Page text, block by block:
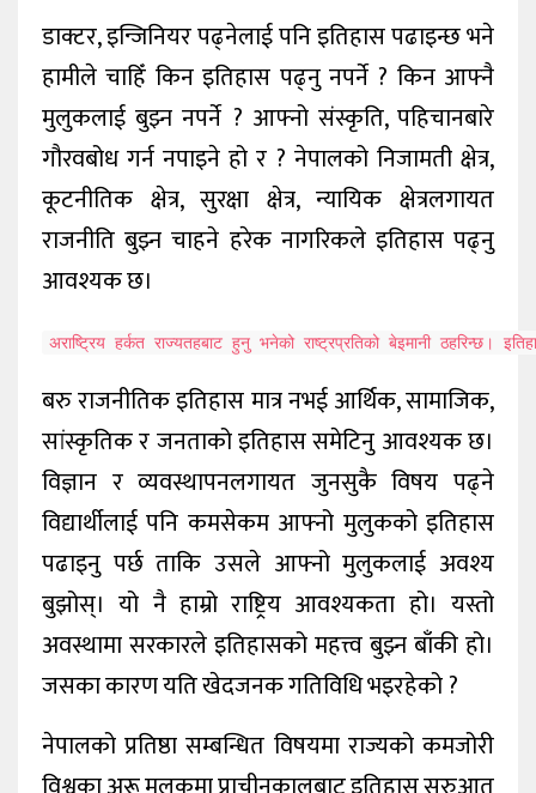
डाक्टर, इन्जिनियर पढ्नेलाई पनि इतिहास पढाइन्छ भने
हामीले चाहिँ किन इतिहास पढ्नु नपर्ने ? किन आफ्नै
मुलुकलाई बुझ्न नपर्ने ? आफ्नो संस्कृति, पहिचानबारे
गौरवबोध गर्न नपाइने हो र ? नेपालको निजामती क्षेत्र,
कूटनीतिक क्षेत्र, सुरक्षा क्षेत्र, न्यायिक क्षेत्रलगायत
राजनीति बुझ्न चाहने हरेक नागरिकले इतिहास पढ्नु
आवश्यक छ।
अराष्ट्रिय हर्कत राज्यतहबाट हुनु भनेको राष्ट्रप्रतिको बेइमानी ठहरिन्छ।
बरु राजनीतिक इतिहास मात्र नभई आर्थिक, सामाजिक,
सांस्कृतिक र जनताको इतिहास समेटिनु आवश्यक छ।
विज्ञान र व्यवस्थापनलगायत जुनसुकै विषय पढ्ने
विद्यार्थीलाई पनि कमसेकम आफ्नो मुलुकको इतिहास
पढाइनु पर्छ ताकि उसले आफ्नो मुलुकलाई अवश्य
बुझोस्। यो नै हाम्रो राष्ट्रिय आवश्यकता हो। यस्तो
अवस्थामा सरकारले इतिहासको महत्त्व बुझ्न बाँकी हो।
जसका कारण यति खेदजनक गतिविधि भइरहेको ?
नेपालको प्रतिष्ठा सम्बन्धित विषयमा राज्यको कमजोरी